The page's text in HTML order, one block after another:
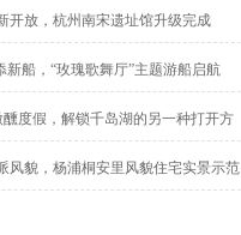
开放，杭州南宋遗址馆升级完成
新船，“玫瑰歌舞厅”主题游船启航
度假，解锁千岛湖的另一种打开方
风貌，杨浦桐安里风貌住宅实景示范